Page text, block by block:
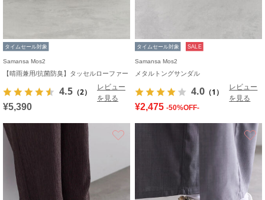
タイムセール対象
Samansa Mos2
【晴雨兼用/抗菌防臭】タッセルローファー
4.5 （2）
レビュー
を見る
¥5,390
タイムセール対象 SALE
Samansa Mos2
メタルトングサンダル
4.0 （1）
レビュー
を見る
¥2,475 -50%OFF-